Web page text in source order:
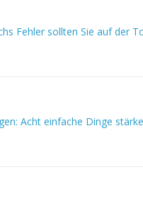
Fehler sollten Sie auf der
Acht einfache Dinge